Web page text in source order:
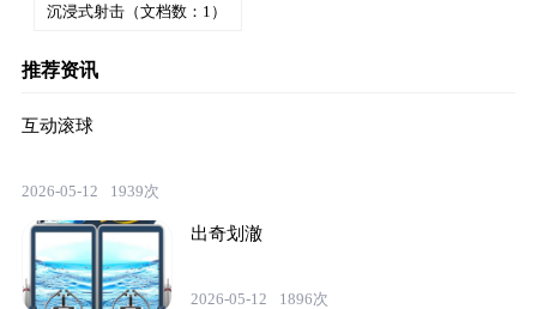
沉浸式射击（文档数：1）
推荐资讯
互动滚球
2026-05-12 1939次
出奇划澈
2026-05-12 1896次